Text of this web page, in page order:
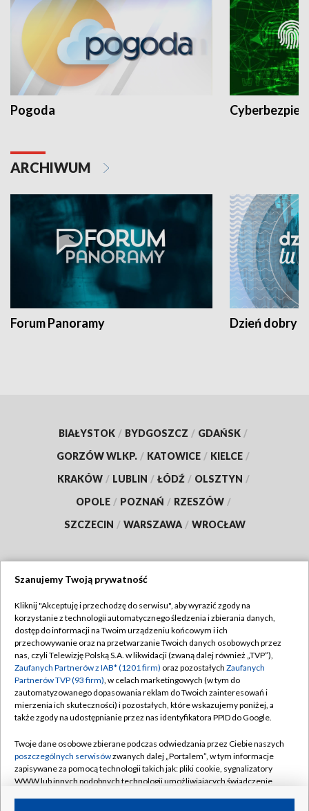
Pogoda
ARCHIWUM
Forum Panoramy Dzień dobry
BIAŁYSTOK / BYDGOSZCZ / GDAŃSK /
GORZÓW WLKP. / KATOWICE / KIELCE /
KRAKÓW / LUBLIN / ŁÓDŹ / OLSZTYN /
OPOLE / POZNAŃ / RZESZÓW /
SZCZECIN / WARSZAWA / WROCŁAW
TVP
Abonament TVP
Emisja w TVP
Centrum informacji TVP
Naziemna Telewizja Cyfrowa
Rada Programowa
System NOS
Informacje o nadawcy
Regulamin TVP
Polityka prywatności
Moje zgody
Pomoc
Kontakt
Kanały
Szanujemy Twoją prywatność
Kliknij "Akceptuję i przechodzę do serwisu", aby wyrazić zgody na
korzystanie z technologii automatycznego śledzenia i zbierania danych,
dostęp do informacji na Twoim urządzeniu końcowym i ich
przechowywanie oraz na przetwarzanie Twoich danych osobowych przez
nas, czyli Telewizję Polską S.A. w likwidacji (zwaną dalej również „TVP”),
Zaufanych Partnerów z IAB* (1201 firm) oraz pozostałych Zaufanych
Partnerów TVP (93 firm), w celach marketingowych (w tym do
zautomatyzowanego dopasowania reklam do Twoich zainteresowań i
mierzenia ich skuteczności) i pozostałych, które wskazujemy poniżej, a
także zgody na udostępnianie przez nas identyfikatora PPID do Google.
Twoje dane osobowe zbierane podczas odwiedzania przez Ciebie naszych
poszczególnych serwisówzwanych dalej „Portalem”, w tym informacje
zapisywane za pomocą technologii takich jak: pliki cookie, sygnalizatory
WWW lub innych podobnych technologii umożliwiających świadczenie